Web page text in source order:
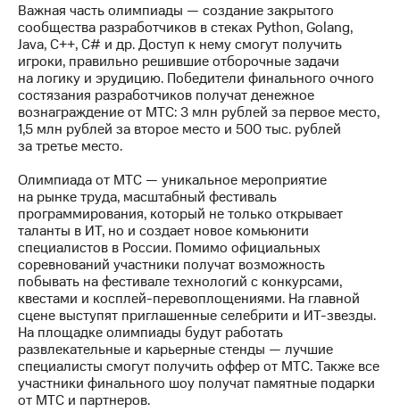
регионе
и акционерам
Корпоративное
управление
Корпоративный
секретарь
Раскрытие
информации
Информация
акционерам
Документы
ПАО
"МТС"
Собрания
акционеров
Личный
кабинет
акционера
Акционерный
капитал
Контроль
и
Важная часть олимпиады — создание закрытого
сообщества разработчиков в стеках Python, Golang,
Java, С++, С# и др. Доступ к нему смогут получить
игроки, правильно решившие отборочные задачи
на логику и эрудицию. Победители финального очного
состязания разработчиков получат денежное
вознаграждение от МТС: 3 млн рублей за первое место,
1,5 млн рублей за второе место и 500 тыс. рублей
за третье место.
Олимпиада от МТС — уникальное мероприятие
на рынке труда, масштабный фестиваль
программирования, который не только открывает
таланты в ИТ, но и создает новое комьюнити
специалистов в России. Помимо официальных
соревнований участники получат возможность
побывать на фестивале технологий с конкурсами,
квестами и косплей-перевоплощениями. На главной
сцене выступят приглашенные селебрити и ИТ-звезды.
На площадке олимпиады будут работать
развлекательные и карьерные стенды — лучшие
специалисты смогут получить оффер от МТС. Также все
участники финального шоу получат памятные подарки
от МТС и партнеров.